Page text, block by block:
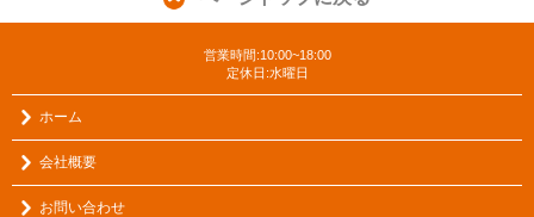
営業時間:10:00~18:00
定休日:水曜日
ホーム
会社概要
お問い合わせ